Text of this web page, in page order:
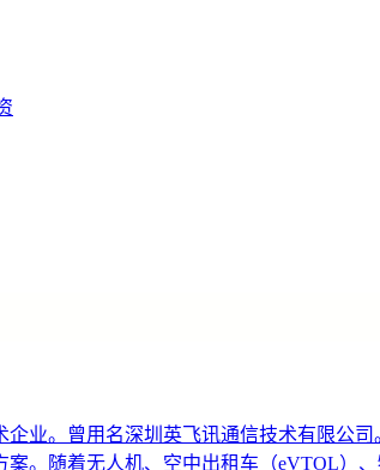
业。曾用名深圳英飞讯通信技术有限公
。随着无人机、空中出租车（eVTOL）